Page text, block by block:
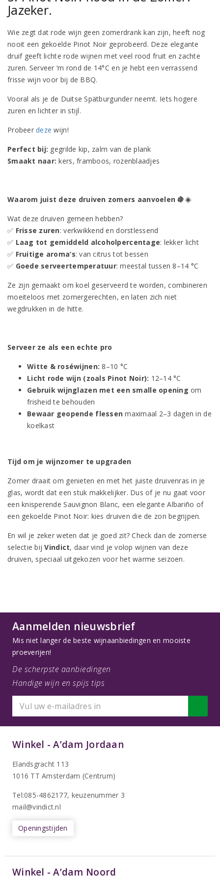
Jazeker.
Wie zegt dat rode wijn geen zomerdrank kan zijn, heeft nog
nooit een gekoelde Pinot Noir geprobeerd. Deze elegante
druif geeft lichte rode wijnen met veel rood fruit en zachte
zuren. Serveer ‘m rond de 14°C en je hebt een verrassend
frisse wijn voor bij de BBQ.
Vooral als je de Duitse Spätburgunder neemt. Iets hogere
zuren en lichter in stijl.
Probeerdeze wijn!
Perfect bij: gegrilde kip, zalm van de plank
Smaakt naar: kers, framboos, rozenblaadjes
Waarom juist deze druiven zomers aanvoelen 🍇☀️
Wat deze druiven gemeen hebben?
✅ Frisse zuren: verkwikkend en dorstlessend
✅ Laag tot gemiddeld alcoholpercentage: lekker licht
✅ Fruitige aroma’s: van citrus tot bessen
✅ Goede serveertemperatuur: meestal tussen 8–14 °C
Ze zijn gemaakt om koel geserveerd te worden, combineren
moeiteloos met zomergerechten, en laten zich niet
wegdrukken in de hitte.
Serveer ze als een echte pro
Witte & roséwijnen: 8–10 °C
Licht rode wijn (zoals Pinot Noir): 12–14 °C
Gebruik wijnglazen met een smalle opening om
frisheid te behouden
Bewaar geopende flessen maximaal 2–3 dagen in de
koelkast
Tijd om je wijnzomer te upgraden
Zomer draait om genieten en met het juiste druivenras in je
glas, wordt dat een stuk makkelijker. Dus of je nu gaat voor
een knisperende Sauvignon Blanc, een elegante Albariño of
een gekoelde Pinot Noir: kies druiven die de zon begrijpen.
En wil je zeker weten dat je goed zit? Check dan de zomerse
selectie bijVindict, daar vind je volop wijnen van deze
druiven, speciaal uitgekozen voor het warme seizoen.
Aanmelden nieuwsbrief
Mis niet langer de beste wijnaanbiedingen en mooiste
proeverijen!
De scherpste aanbiedingen
Handige wijn en spijs tips
Winkel - A’dam Jordaan
Elandsgracht 113
1016 TT Amsterdam (Centrum)
Tel:085-4862177, keuzenummer 3
mail@vindict.nl
Openingstijden
Winkel - A’dam Noord